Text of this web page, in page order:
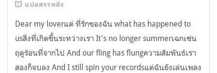
แปลสรรพสิ่ง
Dear my loverแด่ ที่รักของฉัน what has happened to
usสิ่งที่เกิดขึ้นระหว่างเรา It's no longer summerเฉกเช่น
ฤดูร้อนที่จากไป And our fling has flungความสัมพันธ์เรา
สองก็จบลง And I still spin your recordsแต่ฉันยังเล่นเพลง